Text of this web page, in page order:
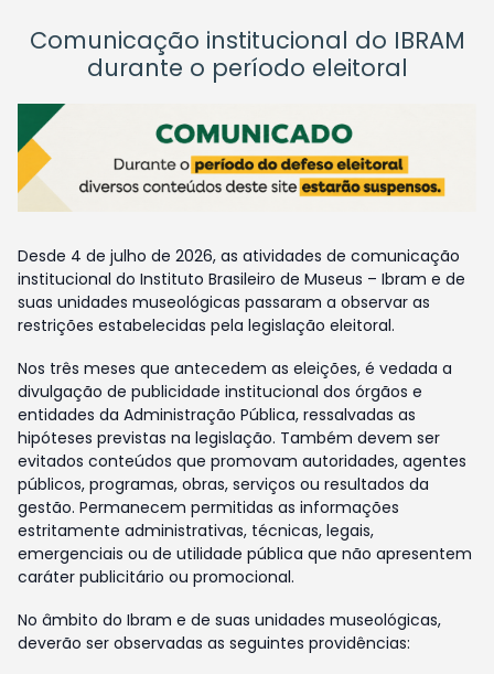
Comunicação institucional do IBRAM
durante o período eleitoral
Desde 4 de julho de 2026, as atividades de comunicação
institucional do Instituto Brasileiro de Museus – Ibram e de
suas unidades museológicas passaram a observar as
restrições estabelecidas pela legislação eleitoral.
Nos três meses que antecedem as eleições, é vedada a
divulgação de publicidade institucional dos órgãos e
entidades da Administração Pública, ressalvadas as
hipóteses previstas na legislação. Também devem ser
evitados conteúdos que promovam autoridades, agentes
públicos, programas, obras, serviços ou resultados da
gestão. Permanecem permitidas as informações
estritamente administrativas, técnicas, legais,
emergenciais ou de utilidade pública que não apresentem
caráter publicitário ou promocional.
No âmbito do Ibram e de suas unidades museológicas,
deverão ser observadas as seguintes providências: